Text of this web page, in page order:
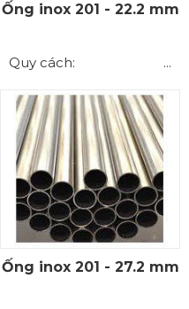
Ống inox 201 - 22.2 mm
Quy cách: ...
Ống inox 201 - 27.2 mm